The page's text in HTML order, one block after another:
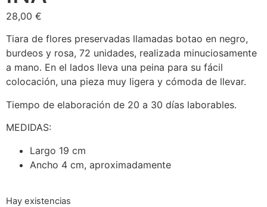
28,00 €
Tiara de flores preservadas llamadas botao en negro,
burdeos y rosa, 72 unidades, realizada minuciosamente
a mano. En el lados lleva una peina para su fácil
colocación, una pieza muy ligera y cómoda de llevar.
Tiempo de elaboración de 20 a 30 días laborables.
MEDIDAS:
Largo 19 cm
Ancho 4 cm, aproximadamente
Hay existencias